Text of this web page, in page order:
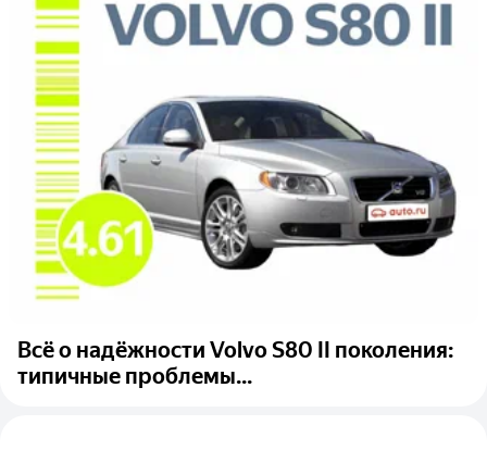
Всё о надёжности Volvo S80 II поколения:
типичные проблемы...